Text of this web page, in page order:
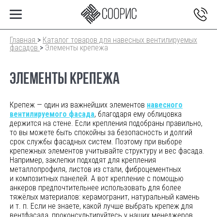
Главная > Каталог товаров для навесных вентилируемых
фасадов > Элементы крепежа
ЭЛЕМЕНТЫ КРЕПЕЖА
Крепеж — один из важнейших элементов навесного
вентилируемого фасада, благодаря ему облицовка
держится на стене. Если крепления подобраны правильно,
то вы можете быть спокойны за безопасность и долгий
срок службы фасадных систем. Поэтому при выборе
крепежных элементов учитывайте структуру и вес фасада.
Например, заклепки подходят для крепления
металлопрофиля, листов из стали, фиброцементных
и композитных панелей. А вот крепление с помощью
анкеров предпочтительнее использовать для более
тяжёлых материалов: керамогранит, натуральный камень
и т. п. Если не знаете, какой лучше выбрать крепеж для